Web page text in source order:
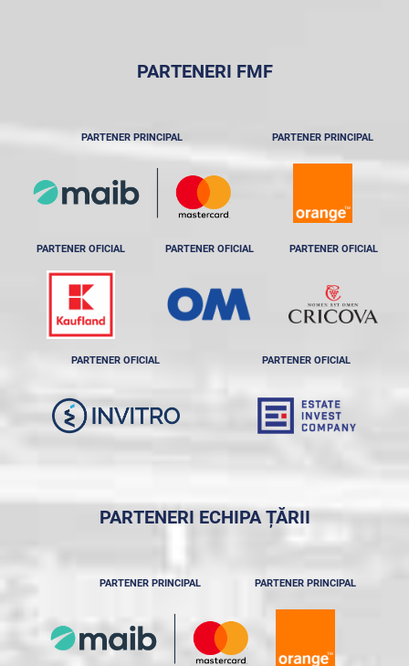
PARTENERI FMF
PARTENER PRINCIPAL PARTENER PRINCIPAL
PARTENER OFICIAL PARTENER OFICIAL PARTENER OFICIAL
PARTENER OFICIAL PARTENER OFICIAL
PARTENERI ECHIPA ȚĂRII
PARTENER PRINCIPAL PARTENER PRINCIPAL